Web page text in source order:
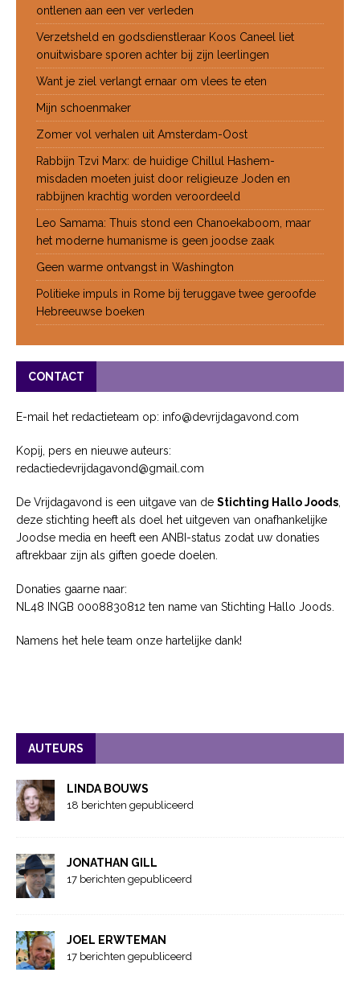
ontlenen aan een ver verleden
Verzetsheld en godsdienstleraar Koos Caneel liet
onuitwisbare sporen achter bij zijn leerlingen
Want je ziel verlangt ernaar om vlees te eten
Mijn schoenmaker
Zomer vol verhalen uit Amsterdam-Oost
Rabbijn Tzvi Marx: de huidige Chillul Hashem-
misdaden moeten juist door religieuze Joden en
rabbijnen krachtig worden veroordeeld
Leo Samama: Thuis stond een Chanoekaboom, maar
het moderne humanisme is geen joodse zaak
Geen warme ontvangst in Washington
Politieke impuls in Rome bij teruggave twee geroofde
Hebreeuwse boeken
CONTACT
E-mail het redactieteam op: info@devrijdagavond.com
Kopij, pers en nieuwe auteurs:
redactiedevrijdagavond@gmail.com
De Vrijdagavond is een uitgave van de Stichting Hallo Joods
deze stichting heeft als doel het uitgeven van onafhankelijke
Joodse media en heeft een ANBI-status zodat uw donaties
aftrekbaar zijn als giften goede doelen.
Donaties gaarne naar:
NL48 INGB 0008830812 ten name van Stichting Hallo Joods.
Namens het hele team onze hartelijke dank!
AUTEURS
LINDA BOUWS
18 berichten gepubliceerd
JONATHAN GILL
17 berichten gepubliceerd
JOEL ERWTEMAN
17 berichten gepubliceerd